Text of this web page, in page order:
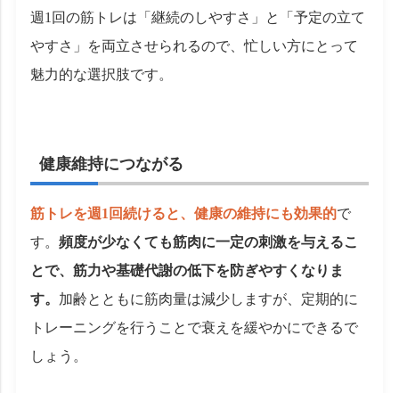
週1回の筋トレは「継続のしやすさ」と「予定の立て
やすさ」を両立させられるので、忙しい方にとって
魅力的な選択肢です。
健康維持につながる
筋トレを週1回続けると、健康の維持にも効果的で
す。頻度が少なくても筋肉に一定の刺激を与えるこ
とで、筋力や基礎代謝の低下を防ぎやすくなりま
す。 加齢とともに筋肉量は減少しますが、定期的に
トレーニングを行うことで衰えを緩やかにできるで
しょう。